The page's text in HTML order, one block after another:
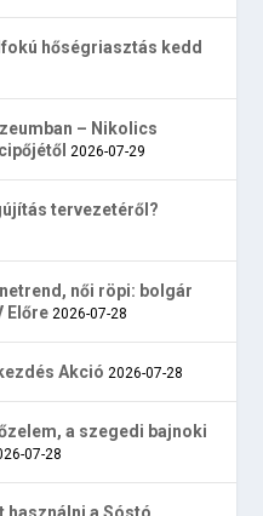
hőségriasztás kedd
– Nikolics
2026-07-29
tervezetéről?
női röpi: bolgár
Előre 2026-07-28
Akció 2026-07-28
a szegedi bajnoki
07-28